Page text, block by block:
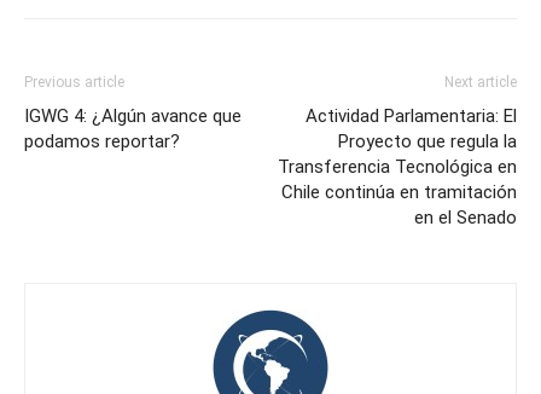
Previous article
IGWG 4: ¿Algún avance que
podamos reportar?
Next article
Actividad Parlamentaria: El
Proyecto que regula la
Transferencia Tecnológica en
Chile continúa en tramitación
en el Senado